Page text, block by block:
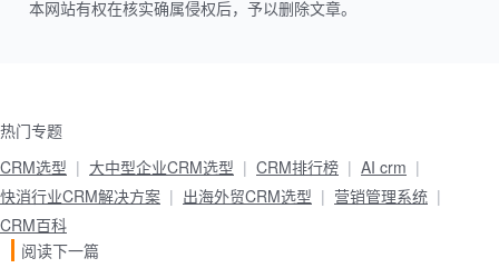
本网站有权在核实确属侵权后，予以删除文章。
热门专题
CRM选型
大中型企业CRM选型 CRM排行榜
AI crm
快消行业CRM解决方案
出海外贸CRM选型
营销管理系统
CRM百科
阅读下一篇